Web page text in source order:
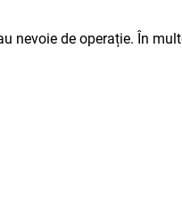
nevoie de operație. În